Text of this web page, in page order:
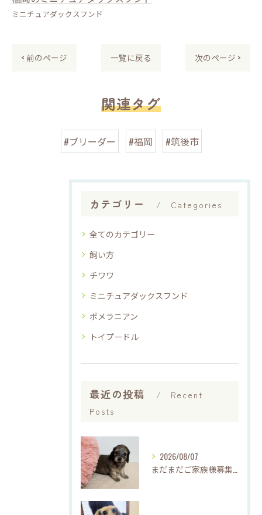
ミニチュアダックスフンド
< 前のページ 一覧に戻る 次のページ >
関連タグ
#ブリーダー #福岡 #筑後市
カテゴリー Categories
全てのカテゴリー
飼い方
チワワ
ミニチュアダックスフンド
ポメラニアン
トイプードル
最近の投稿
Recent
Posts
2026/08/07